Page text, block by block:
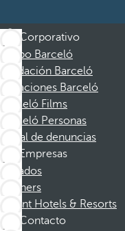
Corporativo
Grupo Barceló
Fundación Barceló
Vacaciones Barceló
Barceló Films
Barceló Personas
Canal de denuncias
Empresas
Afiliados
Partners
Dorint Hotels & Resorts
Contacto